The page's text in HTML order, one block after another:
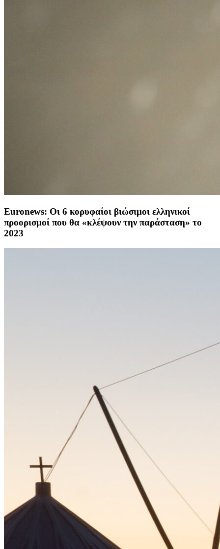
Euronews: Οι 6 κορυφαίοι βιώσιμοι ελληνικοί
προορισμοί που θα «κλέψουν την παράσταση» το
2023